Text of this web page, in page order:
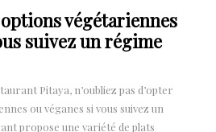
végétariennes
suivez un régime
Pitaya, n’oubliez pas d’opter
ou véganes si vous suivez un
propose une variété de plats